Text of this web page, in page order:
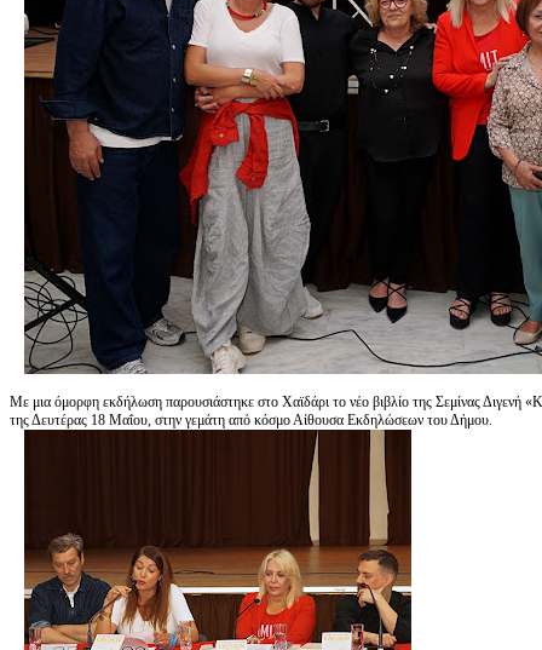
Με μια όμορφη εκδήλωση παρουσιάστηκε στο Χαϊδάρι το νέο βιβλίο της Σεμίνας Διγενή
της Δευτέρας 18 Μαΐου, στην γεμάτη από κόσμο Αίθουσα Εκδηλώσεων του Δήμου.